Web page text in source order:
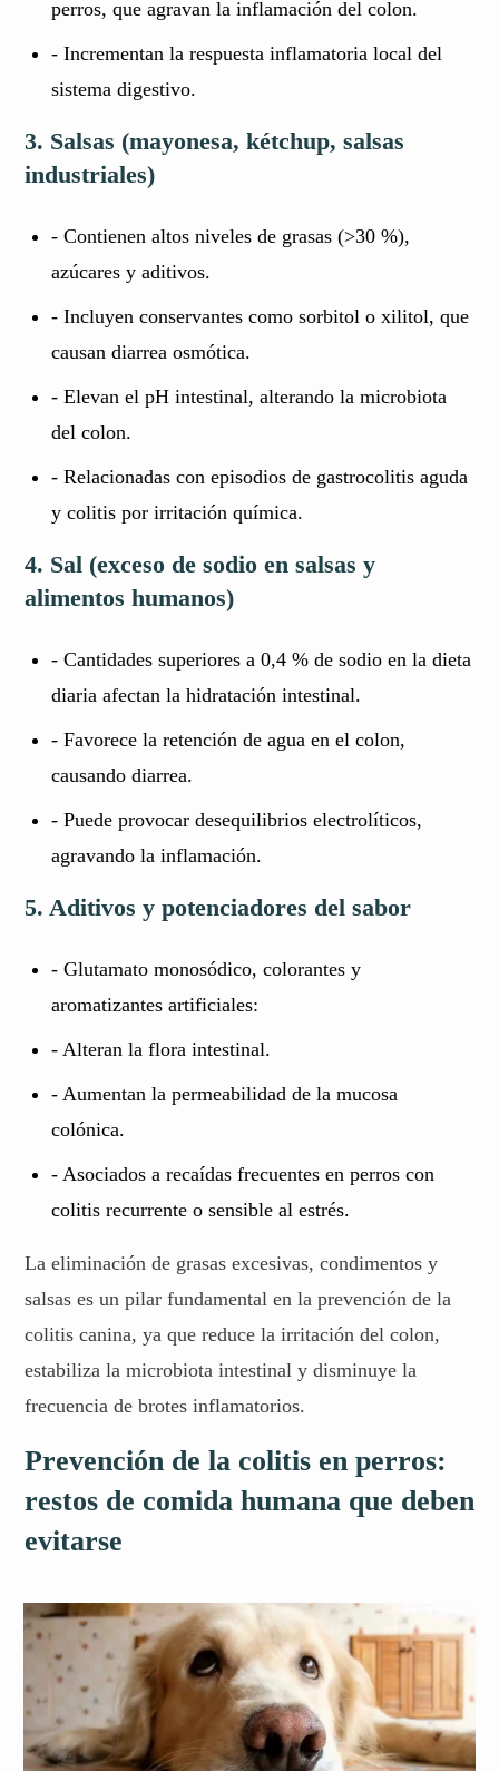
perros, que agravan la inflamación del colon.
- Incrementan la respuesta inflamatoria local del
sistema digestivo.
3. Salsas (mayonesa, kétchup, salsas
industriales)
- Contienen altos niveles de grasas (>30 %),
azúcares y aditivos.
- Incluyen conservantes como sorbitol o xilitol, que
causan diarrea osmótica.
- Elevan el pH intestinal, alterando la microbiota
del colon.
- Relacionadas con episodios de gastrocolitis aguda
y colitis por irritación química.
4. Sal (exceso de sodio en salsas y
alimentos humanos)
- Cantidades superiores a 0,4 % de sodio en la dieta
diaria afectan la hidratación intestinal.
- Favorece la retención de agua en el colon,
causando diarrea.
- Puede provocar desequilibrios electrolíticos,
agravando la inflamación.
5. Aditivos y potenciadores del sabor
- Glutamato monosódico, colorantes y
aromatizantes artificiales:
- Alteran la flora intestinal.
- Aumentan la permeabilidad de la mucosa
colónica.
- Asociados a recaídas frecuentes en perros con
colitis recurrente o sensible al estrés.
La eliminación de grasas excesivas, condimentos y
salsas es un pilar fundamental en la prevención de la
colitis canina, ya que reduce la irritación del colon,
estabiliza la microbiota intestinal y disminuye la
frecuencia de brotes inflamatorios.
Prevención de la colitis en perros:
restos de comida humana que deben
evitarse